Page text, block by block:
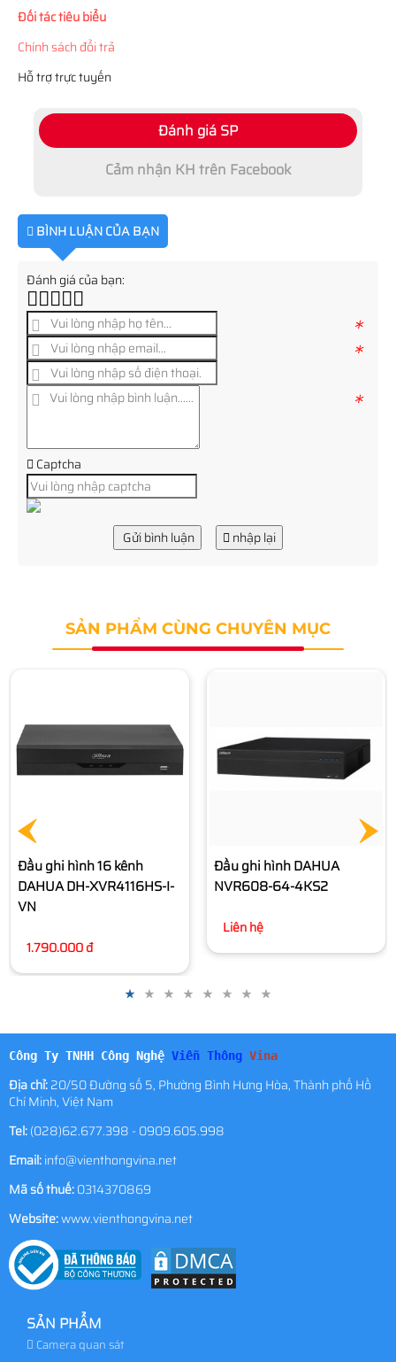
Đối tác tiêu biểu
Chính sách đổi trả
Hỗ trợ trực tuyến
Đánh giá SP
Cảm nhận KH trên Facebook
BÌNH LUẬN CỦA BẠN
Đánh giá của bạn:
*
*
*
Captcha
Gửi bình luận nhập lại
SẢN PHẨM CÙNG CHUYÊN MỤC
Đầu ghi hình DAHUA
NVR608-64-4KS2
Liên hệ
Công Ty TNHH Công Nghệ Viễn Thông Vina
Địa chỉ:20/50 Đường số 5, Phường Bình Hưng Hòa, Thành phố Hồ
Chí Minh, Việt Nam
Tel:(028)62.677.398 - 0909.605.998
Email:info@vienthongvina.net
Mã số thuế:0314370869
Website:www.vienthongvina.net
SẢN PHẨM
Camera quan sát